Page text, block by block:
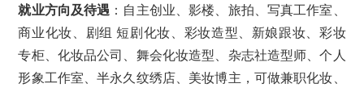
就业方向及待遇 ：自主创业、影楼、旅拍、写真工作室、
商业化妆、剧组 短剧化妆、彩妆造型、新娘跟妆、彩妆
专柜、化妆品公司、舞会化妆造型、杂志社造型师、个人
形象工作室、半永久纹绣店、美妆博主，可做兼职化妆、